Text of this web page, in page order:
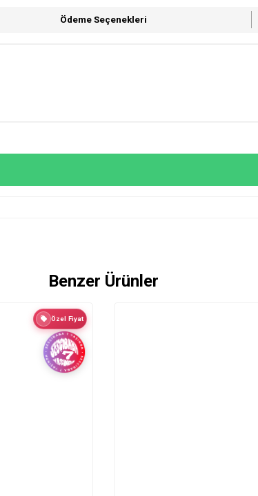
Ödeme Seçenekleri
Benzer Ürünler
Özel Fiyat